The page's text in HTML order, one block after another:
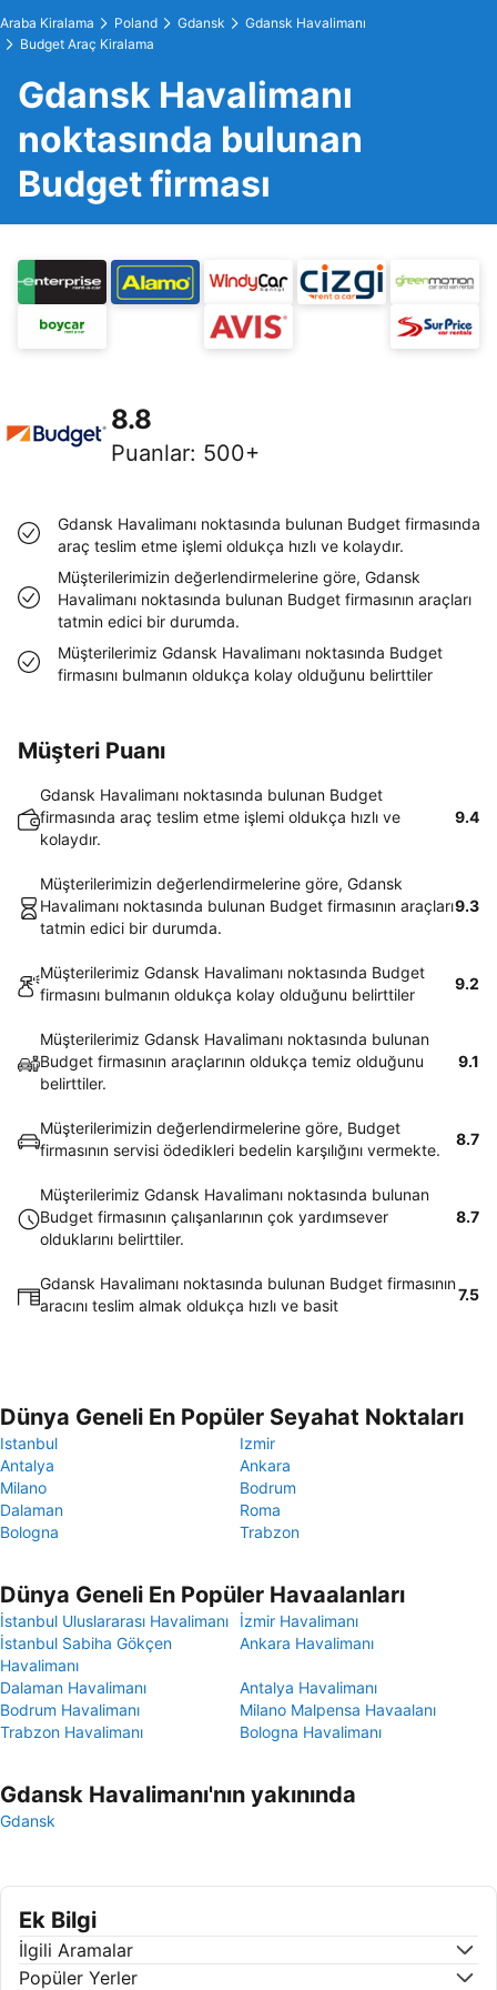
Araba Kiralama Poland Gdansk
Gdansk Havalimanı
Budget Araç Kiralama
Gdansk Havalimanı
noktasında bulunan
Budget firması
8.8
Puanlar: 500+
Gdansk Havalimanı noktasında bulunan Budget firmasında
araç teslim etme işlemi oldukça hızlı ve kolaydır.
Müşterilerimizin değerlendirmelerine göre, Gdansk
Havalimanı noktasında bulunan Budget firmasının araçları
tatmin edici bir durumda.
Müşterilerimiz Gdansk Havalimanı noktasında Budget
firmasını bulmanın oldukça kolay olduğunu belirttiler
Müşteri Puanı
Gdansk Havalimanı noktasında bulunan Budget
firmasında araç teslim etme işlemi oldukça hızlı ve
kolaydır.
9.4
Müşterilerimizin değerlendirmelerine göre, Gdansk
Havalimanı noktasında bulunan Budget firmasının araçları
tatmin edici bir durumda.
9.3
Müşterilerimiz Gdansk Havalimanı noktasında Budget
firmasını bulmanın oldukça kolay olduğunu belirttiler
9.2
Müşterilerimiz Gdansk Havalimanı noktasında bulunan
Budget firmasının araçlarının oldukça temiz olduğunu
belirttiler.
9.1
Müşterilerimizin değerlendirmelerine göre, Budget
firmasının servisi ödedikleri bedelin karşılığını vermekte.
8.7
Müşterilerimiz Gdansk Havalimanı noktasında bulunan
Budget firmasının çalışanlarının çok yardımsever
olduklarını belirttiler.
8.7
Gdansk Havalimanı noktasında bulunan Budget firmasının
aracını teslim almak oldukça hızlı ve basit
7.5
Dünya Geneli En Popüler Seyahat Noktaları
Istanbul
Izmir
Antalya
Ankara
Milano
Bodrum
Dalaman
Roma
Bologna
Trabzon
Dünya Geneli En Popüler Havaalanları
İstanbul Uluslararası Havalimanı
İzmir Havalimanı
İstanbul Sabiha Gökçen
Havalimanı
Ankara Havalimanı
Dalaman Havalimanı
Antalya Havalimanı
Bodrum Havalimanı
Milano Malpensa Havaalanı
Trabzon Havalimanı
Bologna Havalimanı
Gdansk Havalimanı'nın yakınında
Gdansk
Ek Bilgi
İlgili Aramalar
Popüler Yerler